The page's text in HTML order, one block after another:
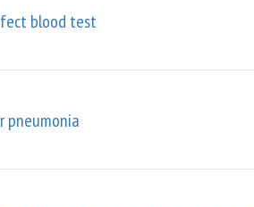
blood test
pneumonia